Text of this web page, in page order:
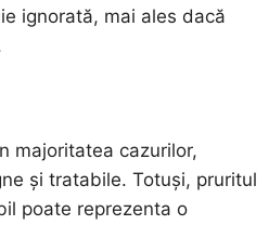
ignorată, mai ales dacă
majoritatea cazurilor,
și tratabile. Totuși, pruritul
poate reprezenta o